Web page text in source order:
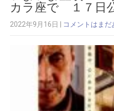
カラ座で １７日
2022年9月16日 コメントはまだ